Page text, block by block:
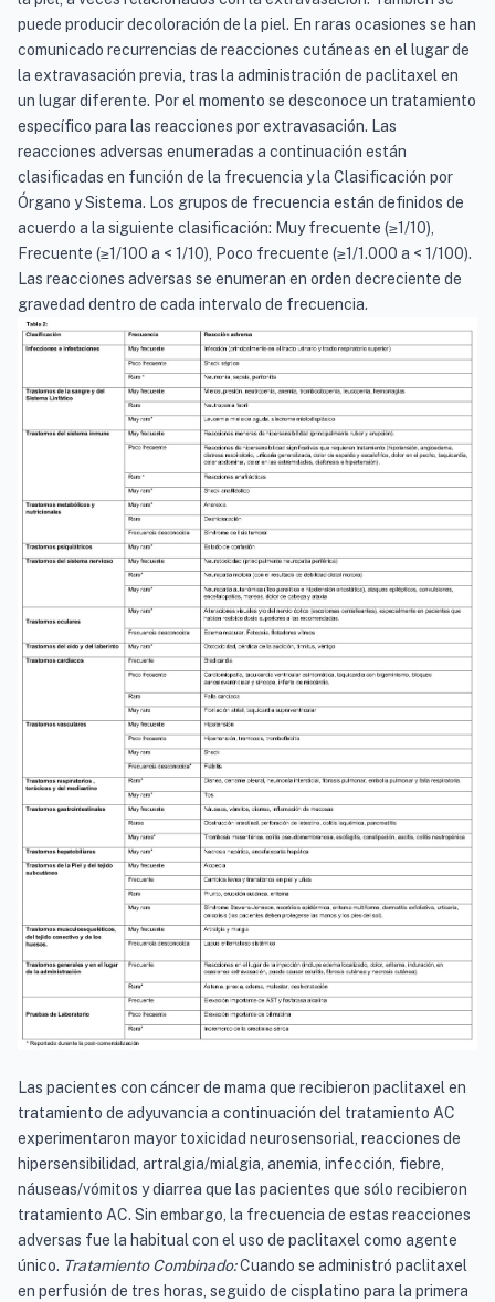
puede producir decoloración de la piel. En raras ocasiones se han
comunicado recurrencias de reacciones cutáneas en el lugar de
la extravasación previa, tras la administración de paclitaxel en
un lugar diferente. Por el momento se desconoce un tratamiento
específico para las reacciones por extravasación. Las
reacciones adversas enumeradas a continuación están
clasificadas en función de la frecuencia y la Clasificación por
Órgano y Sistema. Los grupos de frecuencia están definidos de
acuerdo a la siguiente clasificación: Muy frecuente (≥1/10),
Frecuente (≥1/100 a < 1/10), Poco frecuente (≥1/1.000 a < 1/100).
Las reacciones adversas se enumeran en orden decreciente de
gravedad dentro de cada intervalo de frecuencia.
Las pacientes con cáncer de mama que recibieron paclitaxel en
tratamiento de adyuvancia a continuación del tratamiento AC
experimentaron mayor toxicidad neurosensorial, reacciones de
hipersensibilidad, artralgia/mialgia, anemia, infección, fiebre,
náuseas/vómitos y diarrea que las pacientes que sólo recibieron
tratamiento AC. Sin embargo, la frecuencia de estas reacciones
adversas fue la habitual con el uso de paclitaxel como agente
único. Tratamiento Combinado:Cuando se administró paclitaxel
en perfusión de tres horas, seguido de cisplatino para la primera